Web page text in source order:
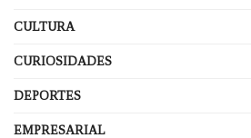
CULTURA
CURIOSIDADES
DEPORTES
EMPRESARIAL